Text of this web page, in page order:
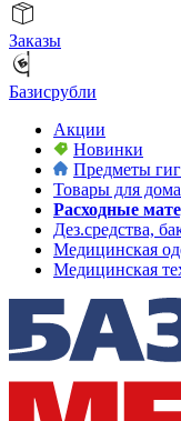
Заказы
Базисрубли
Акции
Новинки
Предметы
Товары для
Расходные
Дез.средства,
Медицинская
Медицинская